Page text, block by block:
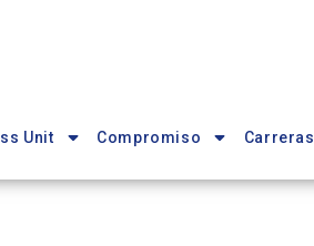
Unit Compromiso Carreras